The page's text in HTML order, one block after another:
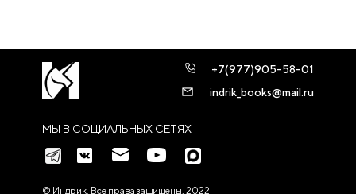
МЫ В СОЦИАЛЬНЫХ СЕТЯХ
+7(977)905-58-01
indrik_books@mail.ru
© Индрик. Все права защищены, 2022